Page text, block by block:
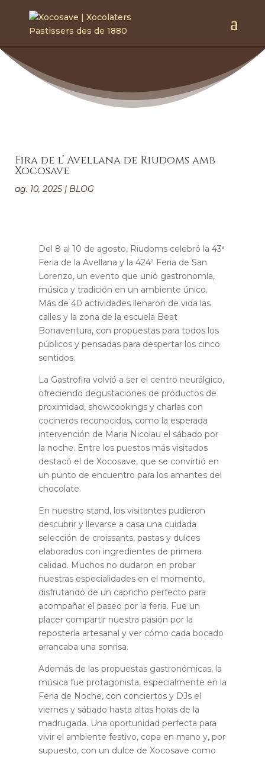
Fira de l’ Avellana de Riudoms amb
Xocosave
ag. 10, 2025| BLOG
Del 8 al 10 de agosto, Riudoms celebró la 43ª
Feria de la Avellana y la 424ª Feria de San
Lorenzo, un evento que unió gastronomía,
música y tradición en un ambiente único.
Más de 40 actividades llenaron de vida las
calles y la zona de la escuela Beat
Bonaventura, con propuestas para todos los
públicos y pensadas para despertar los cinco
sentidos.
La Gastrofira volvió a ser el centro neurálgico,
ofreciendo degustaciones de productos de
proximidad, showcookings y charlas con
cocineros reconocidos, como la esperada
intervención de Maria Nicolau el sábado por
la noche. Entre los puestos más visitados
destacó el de Xocosave, que se convirtió en
un punto de encuentro para los amantes del
chocolate.
En nuestro stand, los visitantes pudieron
descubrir y llevarse a casa una cuidada
selección de croissants, pastas y dulces
elaborados con ingredientes de primera
calidad. Muchos no dudaron en probar
nuestras especialidades en el momento,
disfrutando de un capricho perfecto para
acompañar el paseo por la feria. Fue un
placer compartir nuestra pasión por la
repostería artesanal y ver cómo cada bocado
arrancaba una sonrisa.
Además de las propuestas gastronómicas, la
música fue protagonista, especialmente en la
Feria de Noche, con conciertos y DJs el
viernes y sábado hasta altas horas de la
madrugada. Una oportunidad perfecta para
vivir el ambiente festivo, copa en mano y, por
supuesto, con un dulce de Xocosave como